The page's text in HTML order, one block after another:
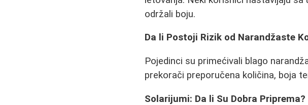
održali boju.
Da li Postoji Rizik od Narandžaste
Pojedinci su primećivali blago
prekorači preporučena količina, boja
Solarijumi: Da li Su Dobra Priprema?